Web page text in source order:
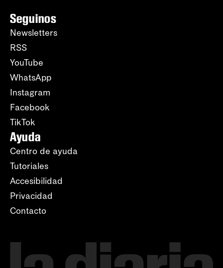
Seguinos
Newsletters
RSS
YouTube
WhatsApp
Instagram
Facebook
TikTok
Ayuda
Centro de ayuda
Tutoriales
Accesibilidad
Privacidad
Contacto